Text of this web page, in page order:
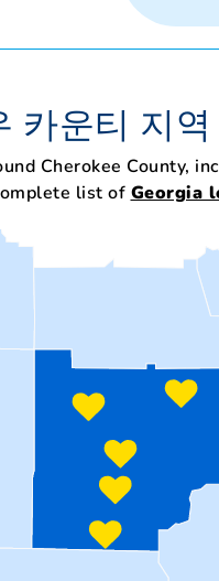
카운티 지역
Cherokee County,
list of Georgia